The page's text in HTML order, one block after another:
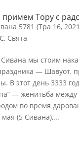
Тору с
5781 (Тра 16,
С, Свята
мы стоим
— Шавуот,
В этот день 3333
— женитьба
во время
(5 Сивана),...